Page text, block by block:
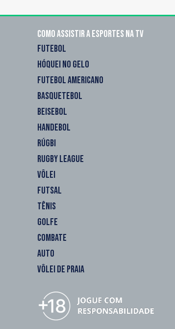
Como assistir a esportes na TV
FUTEBOL
HÓQUEI NO GELO
FUTEBOL AMERICANO
BASQUETEBOL
BEISEBOL
HANDEBOL
RÚGBI
RUGBY LEAGUE
VÔLEI
FUTSAL
TÊNIS
GOLFE
COMBATE
AUTO
VÔLEI DE PRAIA